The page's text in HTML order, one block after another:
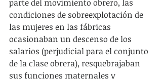
parte del movimiento obrero, las
condiciones de sobreexplotación de
las mujeres en las fábricas
ocasionaban un descenso de los
salarios (perjudicial para el conjunto
de la clase obrera), resquebrajaban
sus funciones maternales y